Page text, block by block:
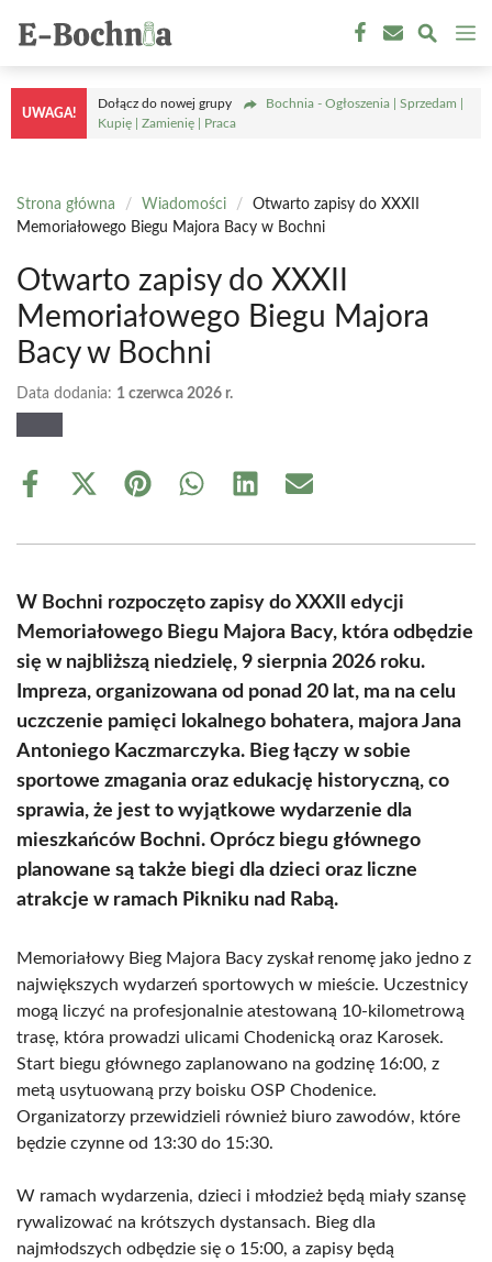
treści
UWAGA!
Dołącz do nowej grupy
Bochnia - Ogłoszenia | Sprzedam |
Kupię | Zamienię | Praca
Strona główna / Wiadomości /
Otwarto zapisy do XXXII
Memoriałowego Biegu Majora Bacy w Bochni
Otwarto zapisy do XXXII
Memoriałowego Biegu Majora
Bacy w Bochni
Data dodania: 1 czerwca 2026 r.
Share
Share
(Twitter)
Share Share Share Share
W Bochni rozpoczęto zapisy do XXXII edycji
Memoriałowego Biegu Majora Bacy, która odbędzie
się w najbliższą niedzielę, 9 sierpnia 2026 roku.
Impreza, organizowana od ponad 20 lat, ma na celu
uczczenie pamięci lokalnego bohatera, majora Jana
Antoniego Kaczmarczyka. Bieg łączy w sobie
sportowe zmagania oraz edukację historyczną, co
sprawia, że jest to wyjątkowe wydarzenie dla
mieszkańców Bochni. Oprócz biegu głównego
planowane są także biegi dla dzieci oraz liczne
atrakcje w ramach Pikniku nad Rabą.
Memoriałowy Bieg Majora Bacy zyskał renomę jako jedno z
największych wydarzeń sportowych w mieście. Uczestnicy
mogą liczyć na profesjonalnie atestowaną 10-kilometrową
trasę, która prowadzi ulicami Chodenicką oraz Karosek.
Start biegu głównego zaplanowano na godzinę 16:00, z
metą usytuowaną przy boisku OSP Chodenice.
Organizatorzy przewidzieli również biuro zawodów, które
będzie czynne od 13:30 do 15:30.
W ramach wydarzenia, dzieci i młodzież będą miały szansę
rywalizować na krótszych dystansach. Bieg dla
najmłodszych odbędzie się o 15:00, a zapisy będą